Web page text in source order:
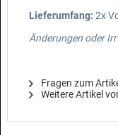
Lieferumfang: 2x
Änderungen oder
Fragen zum
Weitere Artikel